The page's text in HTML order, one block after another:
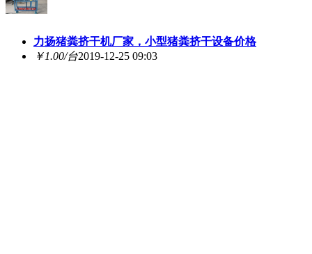
力扬猪粪挤干机厂家，小型猪粪挤干设备价格
￥1.00/台2019-12-25 09:03